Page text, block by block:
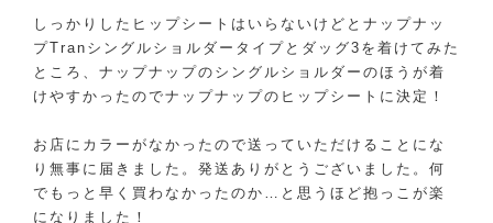
しっかりしたヒップシートはいらないけどとナップナッ
プTranシングルショルダータイプとダッグ3を着けてみた
ところ、ナップナップのシングルショルダーのほうが着
けやすかったのでナップナップのヒップシートに決定！
お店にカラーがなかったので送っていただけることにな
り無事に届きました。発送ありがとうございました。何
でもっと早く買わなかったのか…と思うほど抱っこが楽
になりました！